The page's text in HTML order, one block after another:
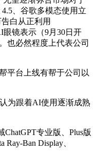
、谷歌多模态使用立
白从正利用
眼镜表示（9月30日开
也必然程度上代表公司
平台上线有帮于公司以
为跟着AI使用逐渐成熟
专业版、Plus版
Ban Display、